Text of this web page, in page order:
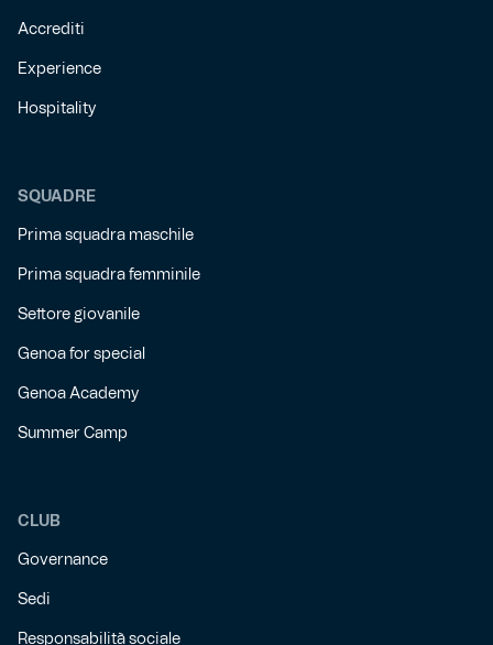
Accrediti
Experience
Hospitality
SQUADRE
Prima squadra maschile
Prima squadra femminile
Settore giovanile
Genoa for special
Genoa Academy
Summer Camp
CLUB
Governance
Sedi
Responsabilità sociale